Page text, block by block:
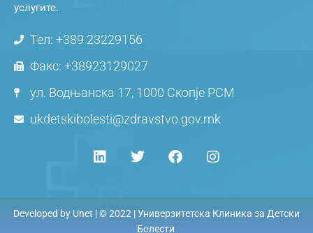
услугите.
Тел: +389 23229156
Факс: +38923129027
ул. Водњанска 17, 1000 Скопје РСМ
ukdetskibolesti@zdravstvo.gov.mk
Developed by Unet | © 2022 | Универзитетска Клиника за Детски
Болести